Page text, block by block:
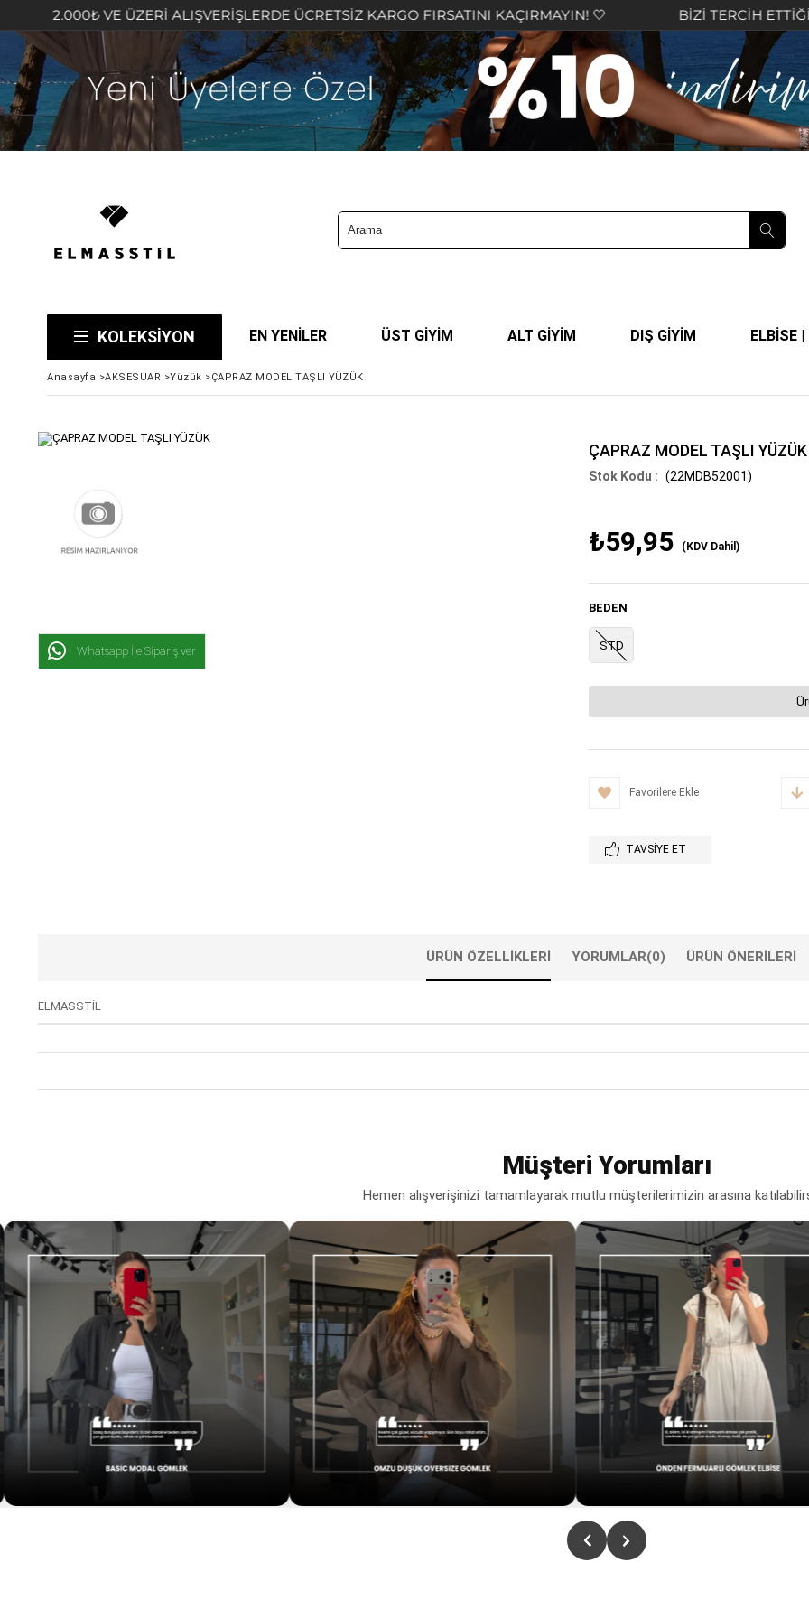
VE ÜZERİ ALIŞVERİŞLERDE ÜCRETSİZ KARGO FIRSATINI KAÇIRMAYIN! 🤍 BİZİ TERCİH ETTİĞİNİZ
KOLEKSİYON EN YENİLER ÜST GİYİM ALT GİYİM DIŞ GİYİM ELBİSE
Anasayfa >AKSESUAR >Yüzük >ÇAPRAZ MODEL TAŞLI YÜZÜK
Whatsapp İle Sipariş ver
ÇAPRAZ MODEL TAŞLI YÜZÜK
(22MDB52001)
₺59,95 (KDV Dahil)
BEDEN
STD
Favorilere Ekle
TAVSIYE ET
ÜRÜN ÖZELLIKLERI YORUMLAR(0) ÜRÜN ÖNERILERI
ELMASSTİL
Müşteri Yorumları
Hemen alışverişinizi tamamlayarak mutlu müşterilerimizin arasına